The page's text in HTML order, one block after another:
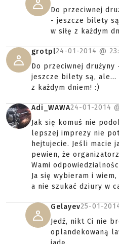
Do przeciwnej
- jeszcze bilety
w siłę z każdym
grotpl24-01-2014 @
Do przeciwnej drużyny
jeszcze bilety są, ale...
z każdym dniem! :)
Adi_WAWA24-01-2014
Jak się komuś nie
lepszej imprezy nie
hejtujecie. Jeśli macie
pewien, że
Wami
Ja się wybieram i
a nie szukać dziury w
Gelayev25-01-
Jedź, nikt Ci nie
oplandekowaną